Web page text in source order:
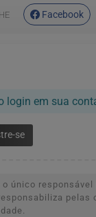
Facebook
login em sua
se
o único
pelas